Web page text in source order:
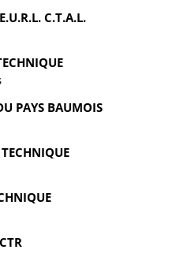
C.T.A.L.
PAYS BAUMOIS